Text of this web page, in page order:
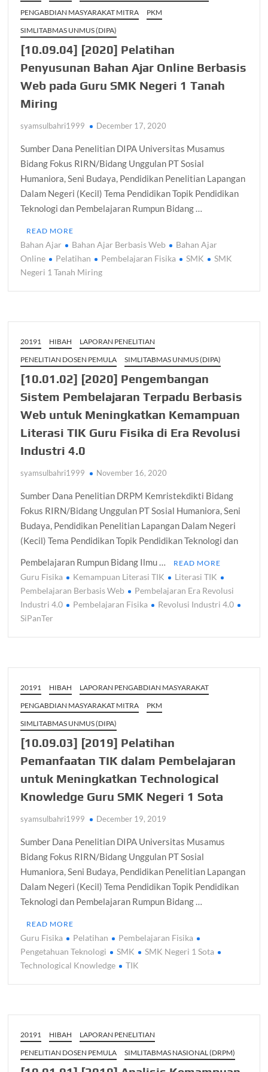
PENGABDIAN MASYARAKAT MITRA
PKM
SIMLITABMAS UNMUS (DIPA)
[10.09.04] [2020] Pelatihan
Penyusunan Bahan Ajar Online Berbasis
Web pada Guru SMK Negeri 1 Tanah
Miring
syamsulbahri1999 December 17, 2020
Sumber Dana Penelitian DIPA Universitas Musamus
Bidang Fokus RIRN/Bidang Unggulan PT Sosial
Humaniora, Seni Budaya, Pendidikan Penelitian Lapangan
Dalam Negeri (Kecil) Tema Pendidikan Topik Pendidikan
Teknologi dan Pembelajaran Rumpun Bidang …
READ MORE
Bahan Ajar Bahan Ajar Berbasis Web
Bahan Ajar
Online
Pelatihan Pembelajaran Fisika SMK
SMK
Negeri 1 Tanah Miring
20191 HIBAH
LAPORAN PENELITIAN
PENELITIAN DOSEN PEMULA
SIMLITABMAS UNMUS (DIPA)
[10.01.02] [2020] Pengembangan
Sistem Pembelajaran Terpadu Berbasis
Web untuk Meningkatkan Kemampuan
Literasi TIK Guru Fisika di Era Revolusi
Industri 4.0
syamsulbahri1999 November 16, 2020
Sumber Dana Penelitian DRPM Kemristekdikti Bidang
Fokus RIRN/Bidang Unggulan PT Sosial Humaniora, Seni
Budaya, Pendidikan Penelitian Lapangan Dalam Negeri
(Kecil) Tema Pendidikan Topik Pendidikan Teknologi dan
Pembelajaran Rumpun Bidang Ilmu …
READ MORE
Guru Fisika Kemampuan Literasi TIK
Literasi TIK
Pembelajaran Berbasis Web
Pembelajaran Era Revolusi
Industri 4.0
Pembelajaran Fisika
Revolusi Industri 4.0
SiPanTer
20191 HIBAH
LAPORAN PENGABDIAN MASYARAKAT
PENGABDIAN MASYARAKAT MITRA
PKM
SIMLITABMAS UNMUS (DIPA)
[10.09.03] [2019] Pelatihan
Pemanfaatan TIK dalam Pembelajaran
untuk Meningkatkan Technological
Knowledge Guru SMK Negeri 1 Sota
syamsulbahri1999 December 19, 2019
Sumber Dana Penelitian DIPA Universitas Musamus
Bidang Fokus RIRN/Bidang Unggulan PT Sosial
Humaniora, Seni Budaya, Pendidikan Penelitian Lapangan
Dalam Negeri (Kecil) Tema Pendidikan Topik Pendidikan
Teknologi dan Pembelajaran Rumpun Bidang …
READ MORE
Guru Fisika Pelatihan
Pembelajaran Fisika
Pengetahuan Teknologi
SMK
SMK Negeri 1 Sota
Technological Knowledge
TIK
20191 HIBAH
LAPORAN PENELITIAN
PENELITIAN DOSEN PEMULA
SIMLITABMAS NASIONAL (DRPM)